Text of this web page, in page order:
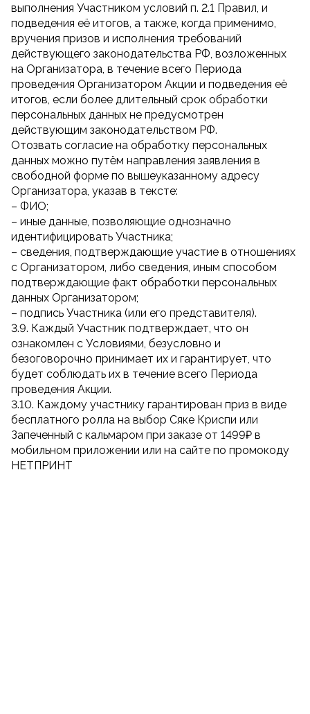
выполнения Участником условий п. 2.1 Правил, и
подведения её итогов, а также, когда применимо,
вручения призов и исполнения требований
действующего законодательства РФ, возложенных
на Организатора, в течение всего Периода
проведения Организатором Акции и подведения её
итогов, если более длительный срок обработки
персональных данных не предусмотрен
действующим законодательством РФ.
Отозвать согласие на обработку персональных
данных можно путём направления заявления в
свободной форме по вышеуказанному адресу
Организатора, указав в тексте:
– ФИО;
– иные данные, позволяющие однозначно
идентифицировать Участника;
– сведения, подтверждающие участие в отношениях
с Организатором, либо сведения, иным способом
подтверждающие факт обработки персональных
данных Организатором;
– подпись Участника (или его представителя).
3.9. Каждый Участник подтверждает, что он
ознакомлен с Условиями, безусловно и
безоговорочно принимает их и гарантирует, что
будет соблюдать их в течение всего Периода
проведения Акции.
3.10. Каждому участнику гарантирован приз в виде
бесплатного ролла на выбор Сяке Криспи или
Запеченный с кальмаром при заказе от 1499₽ в
мобильном приложении или на сайте по промокоду
НЕТПРИНТ